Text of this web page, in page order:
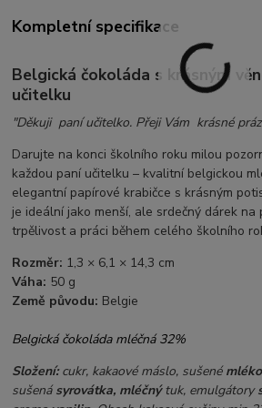
Kompletní specifikace
Belgická čokoláda s krásným
učitelku
"Děkuji paní učitelko. Přeji Vám krásné
Darujte na konci školního roku milou
každou paní učitelku – kvalitní belgickou
elegantní papírové krabičce s krásným
je ideální jako menší, ale srdečný dárek na
trpělivost a práci během celého školního
Rozměr: 1,3 × 6,1 × 14,3 cm
Váha: 50 g
Země původu: Belgie
Belgická čokoláda mléčná 32%
Složení:cukr, kakaové máslo, sušenémléko
sušenásyrovátka, mléčnýtuk, emulgátory